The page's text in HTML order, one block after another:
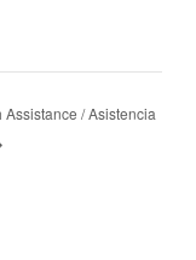
Assistance / Asistencia